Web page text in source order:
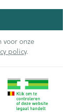
onze
policy.